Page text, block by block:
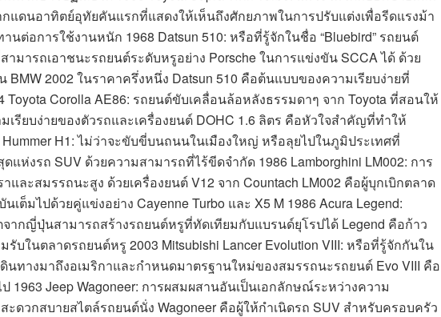
แดนอาทิตย์อุทัยคันแรกที่แสดงให้เห็นถึงศักยภาพในการปรับแต่งเพื่อรีดแรงม้า
นต่อการใช้งานหนัก 1968 Datsun 510: หรือที่รู้จักในชื่อ “Bluebird” รถยนต์
ารถเอาชนะรถยนต์ระดับหรูอย่าง Porsche ในการแข่งขัน SCCA ได้ ด้วย
BMW 2002 ในราคาครึ่งหนึ่ง Datsun 510 คือต้นแบบของความเรียบง่ายที่
Corolla AE86: รถยนต์ขับเคลื่อนล้อหลังธรรมดาๆ จาก Toyota ที่สอนให้
เรียบง่ายของตัวรถและเครื่องยนต์ DOHC 1.6 ลิตร คือหัวใจสำคัญที่ทำให้
H1: ไม่ว่าจะขับขี่บนถนนในเมืองใหญ่ หรือลุยไปในภูมิประเทศที่
แห่งรถ SUV ด้วยความสามารถที่ไร้ขีดจำกัด 1986 Lamborghini LM002: การ
ละสมรรถนะสูง ด้วยเครื่องยนต์ V12 จาก Countach LM002 คือผู้บุกเบิกตลาด
เต็มไปด้วยคู่แข่งอย่าง Cayenne Turbo และ X5 M 1986 Acura Legend:
ากญี่ปุ่นสามารถสร้างรถยนต์หรูที่ทัดเทียมกับแบรนด์ยุโรปได้ Legend คือก้าว
บในตลาดรถยนต์หรู 2003 Mitsubishi Lancer Evolution VIII: หรือที่รู้จักกันใน
ดินทางมาถึงอเมริกาและกำหนดมาตรฐานใหม่ของสมรรถนะรถยนต์ Evo VIII คือ
1963 Jeep Wagoneer: การผสมผสานอันเป็นเอกลักษณ์ระหว่างความ
ะดวกสบายสไตล์รถยนต์นั่ง Wagoneer คือผู้ให้กำเนิดรถ SUV สำหรับครอบครัว